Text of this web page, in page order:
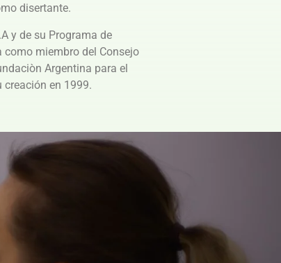
disertante.
y de su Programa de
como miembro del Consejo
Argentina para el
creación en 1999.